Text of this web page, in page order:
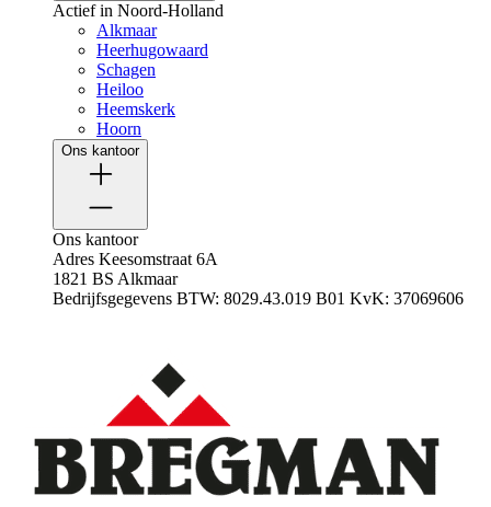
Actief in Noord-Holland
Alkmaar
Heerhugowaard
Schagen
Heiloo
Heemskerk
Hoorn
Ons kantoor
Ons kantoor
Adres Keesomstraat 6A
1821 BS Alkmaar
Bedrijfsgegevens BTW: 8029.43.019 B01 KvK: 37069606